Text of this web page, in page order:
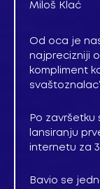
Miloš Klać
Od oca je
najprecizniji
kompliment
Po završetku
lansiranju
internetu za
Bavio se